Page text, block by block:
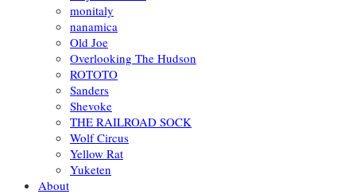
monitaly
nanamica
Old Joe
Overlooking The Hudson
ROTOTO
Sanders
Shevoke
THE RAILROAD SOCK
Wolf Circus
Yellow Rat
Yuketen
About